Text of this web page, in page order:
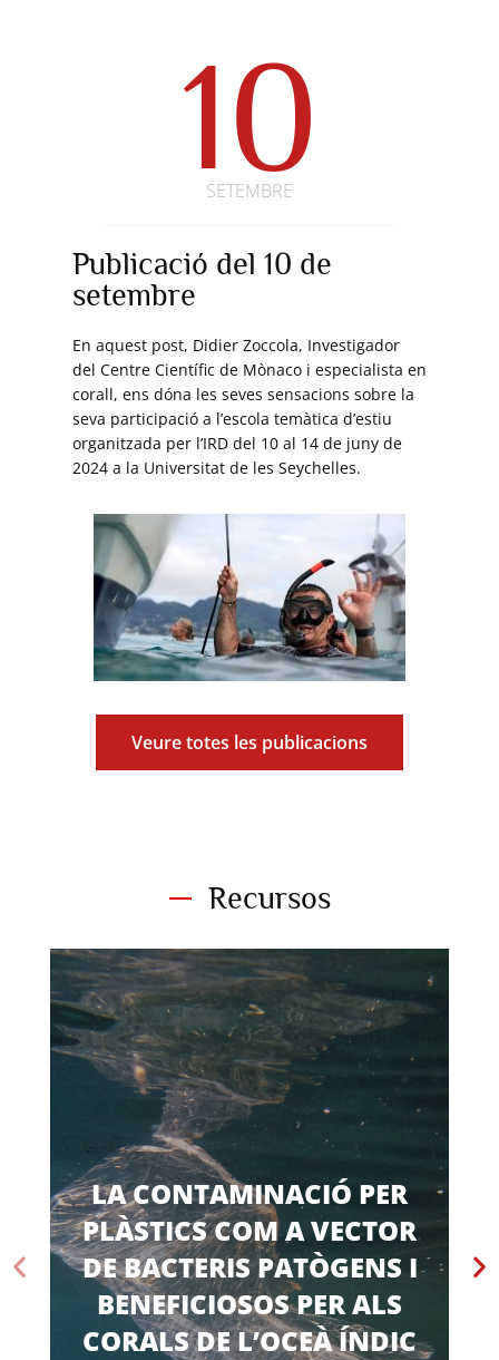
10
SETEMBRE
Publicació del 10 de
setembre
En aquest post, Didier Zoccola, Investigador
del Centre Científic de Mònaco i especialista en
corall, ens dóna les seves sensacions sobre la
seva participació a l’escola temàtica d’estiu
organitzada per l’IRD del 10 al 14 de juny de
2024 a la Universitat de les Seychelles.
Veure totes les publicacions
Recursos
LA CONTAMINACIÓ PER
PLÀSTICS COM A VECTOR
DE BACTERIS PATÒGENS I
BENEFICIOSOS PER ALS
CORALS DE L’OCEÀ ÍNDIC